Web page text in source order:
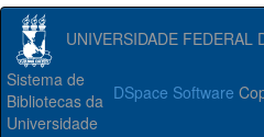
UNIVERSIDADE FEDERAL
DSpace Software
Sistema de
Bibliotecas da
Universidade